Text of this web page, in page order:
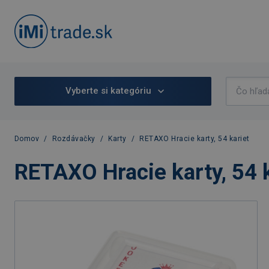
Vyberte si kategóriu
Domov / Rozdávačky / Karty / RETAXO Hracie karty, 54 kariet
RETAXO Hracie karty, 54